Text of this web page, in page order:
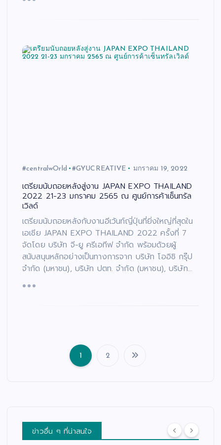
#centralwOrld #GYUCREATIVE มกราคม 19, 2022
เตรียมนับถอยหลังสู่งาน JAPAN EXPO THAILAND
2022 21-23 มกราคม 2565 ณ ศูนย์การค้าเซ็นทรัล
เวิลด์
เตรียมนับถอยหลังกับงานอีเว้นท์ญี่ปุ่นที่ยิ่งใหญ่ที่สุดใน
เอเชีย JAPAN EXPO THAILAND 2022 ครั้งที่ 7
จัดโดย บริษัท จี-ยู ครีเอทีฟ จำกัด พร้อมด้วยผู้
สนับสนุนหลักอย่างเป็นทางการจาก บริษัท โออิชิ กรุ๊ป
จำกัด (มหาชน), บริษัท ปตท. จำกัด (มหาชน), บริษัท…
แ
1 2
ข่าวอื่น ๆ ที่น่าสนใจ